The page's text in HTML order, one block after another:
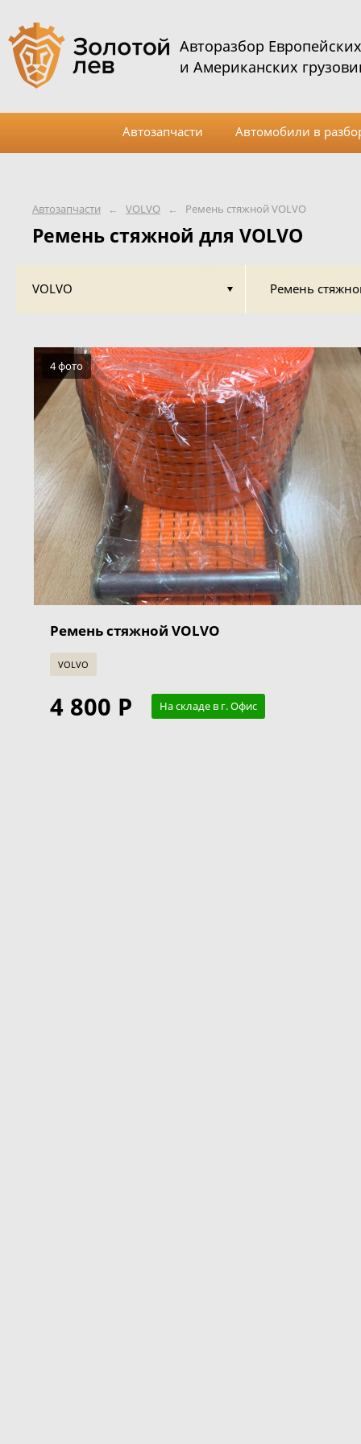
Автозапчасти ← VOLVO ← Ремень стяжной VOLVO
Ремень стяжной для VOLVO
VOLVO Ремень
4 фото
Ремень стяжной VOLVO
VOLVO
4 800 Р На складе в г. Офис
Авторазбор Европейских
и Американских
Автозапчасти Автомобили в